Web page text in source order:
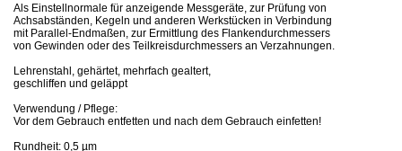
Als Einstellnormale für anzeigende Messgeräte, zur Prüfung von
Achsabständen, Kegeln und anderen Werkstücken in Verbindung
mit Parallel-Endmaßen, zur Ermittlung des Flankendurchmessers
von Gewinden oder des Teilkreisdurchmessers an Verzahnungen.
Lehrenstahl, gehärtet, mehrfach gealtert,
geschliffen und geläppt
Verwendung / Pflege:
Vor dem Gebrauch entfetten und nach dem Gebrauch einfetten!
Rundheit: 0,5 µm